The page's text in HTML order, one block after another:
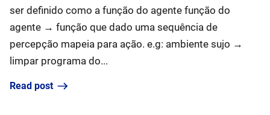
ser definido como a função do agente função do
agente → função que dado uma sequência de
percepção mapeia para ação. e.g: ambiente sujo →
limpar programa do...
Read post